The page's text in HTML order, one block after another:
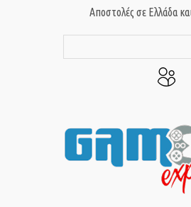
Αποστολές σε Ελλάδα